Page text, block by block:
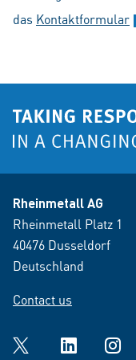
das Kontaktformular
Rheinmetall AG
Rheinmetall Platz 1
40476 Dusseldorf
Deutschland
Contact us
Twitter LinkedIn